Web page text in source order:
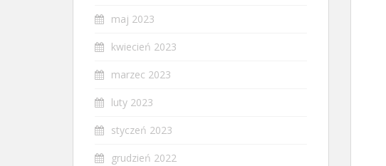
maj 2023
kwiecień 2023
marzec 2023
luty 2023
styczeń 2023
grudzień 2022